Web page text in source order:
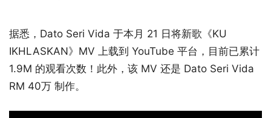
据悉，Dato Seri Vida 于本月 21 日将新歌《KU
IKHLASKAN》MV 上载到 YouTube 平台，目前已累计
1.9M 的观看次数！此外，该 MV 还是 Dato Seri Vida
RM 40万 制作。